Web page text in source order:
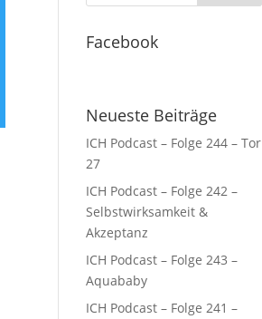
Facebook
Neueste Beiträge
ICH Podcast – Folge 244 – Tor
27
ICH Podcast – Folge 242 –
Selbstwirksamkeit &
Akzeptanz
ICH Podcast – Folge 243 –
Aquababy
ICH Podcast – Folge 241 –